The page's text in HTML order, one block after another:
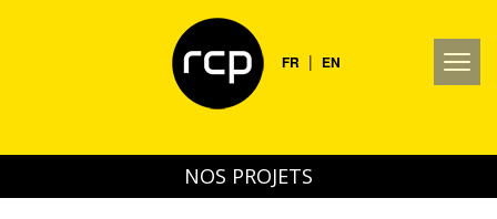
FR | EN
NOS PROJETS